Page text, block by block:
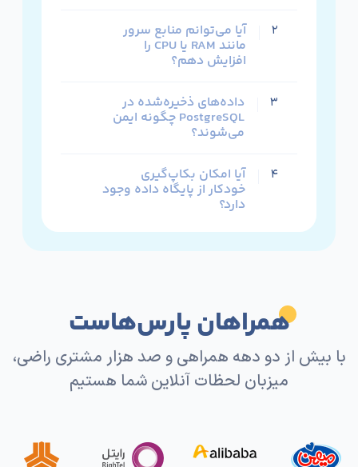
۲ آیا می‌توانم منابع سرور
مانند RAM یا CPU را
افزایش دهم؟
۳ داده‌های ذخیره‌شده در
PostgreSQL چگونه ایمن
می‌شوند؟
۴ آیا امکان بکاپ‌گیری
خودکار از پایگاه داده وجود
دارد؟
همراهان پارس‌هاست
با بیش از دو دهه همراهی و صد هزار مشتری راضی،
میزبان لحظات آنلاین شما هستیم